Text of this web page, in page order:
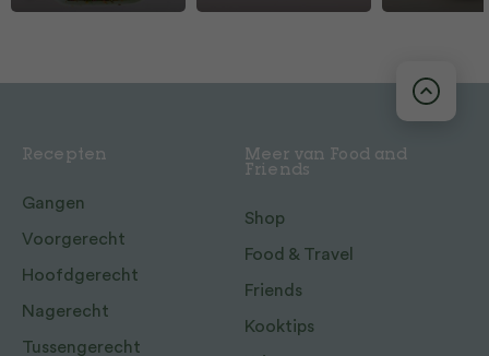
Recepten
Gangen
Voorgerecht
Hoofdgerecht
Nagerecht
Tussengerecht
Meer van Food and
Friends
Shop
Food & Travel
Friends
Kooktips